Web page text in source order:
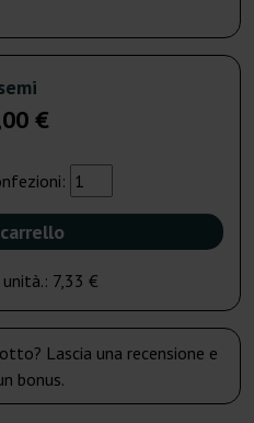
€
7,33 €
Lascia una recensione e
bonus.